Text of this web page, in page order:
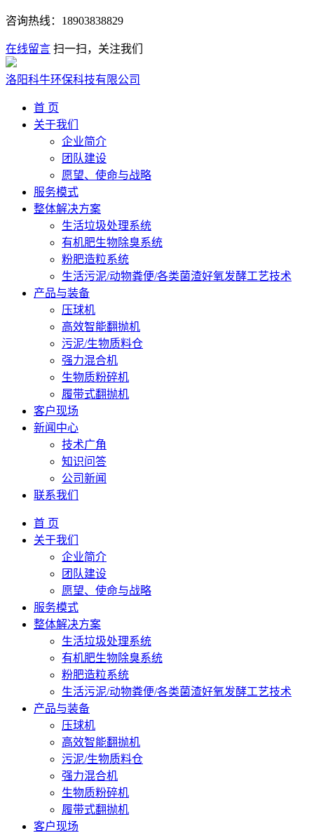
咨询热线： 18903838829
在线留言 扫一扫，关注我们
洛阳科牛环保科技有限公司
首 页
关于我们
企业简介
团队建设
愿望、使命与战略
服务模式
整体解决方案
生活垃圾处理系统
有机肥生物除臭系统
粉肥造粒系统
生活污泥/动物粪便/各类菌渣好氧发酵工艺技术
产品与装备
压球机
高效智能翻抛机
污泥/生物质料仓
强力混合机
生物质粉碎机
履带式翻抛机
客户现场
新闻中心
技术广角
知识问答
公司新闻
联系我们
首 页
关于我们
企业简介
团队建设
愿望、使命与战略
服务模式
整体解决方案
生活垃圾处理系统
有机肥生物除臭系统
粉肥造粒系统
生活污泥/动物粪便/各类菌渣好氧发酵工艺技术
产品与装备
压球机
高效智能翻抛机
污泥/生物质料仓
强力混合机
生物质粉碎机
履带式翻抛机
客户现场